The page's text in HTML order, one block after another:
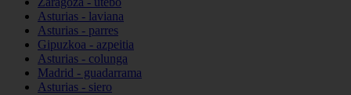
Asturias - laviana
Asturias - parres
Gipuzkoa - azpeitia
Asturias - colunga
Madrid - guadarrama
Asturias - siero